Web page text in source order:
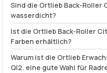
Sind die Ortlieb Back-Roller
wasserdicht?
Ist die Ortlieb Back-Roller
Farben erhältlich?
Warum ist die Ortlieb
Ql2. eine gute Wahl für